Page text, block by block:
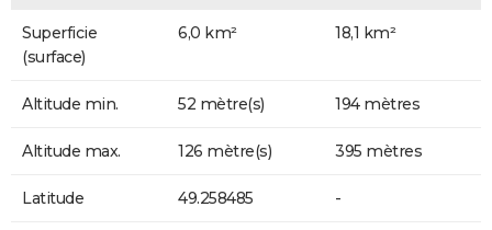
Superficie
(surface)
6,0 km² 18,1 km²
Altitude min. 52 mètre(s) 194 mètres
Altitude max. 126 mètre(s) 395 mètres
Latitude 49.258485 -